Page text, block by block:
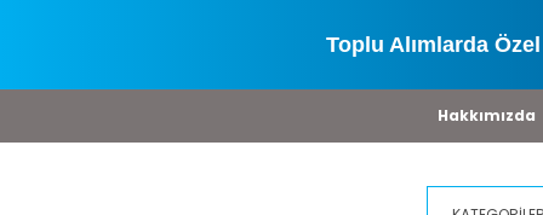
Toplu Alımlarda
Hakkımızda